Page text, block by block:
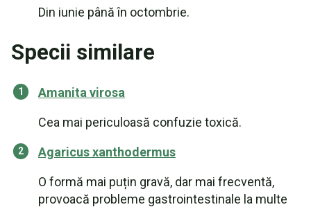
Din iunie până în octombrie.
Specii similare
Amanita virosa
Cea mai periculoasă confuzie toxică.
Agaricus xanthodermus
O formă mai puțin gravă, dar mai frecventă,
provoacă probleme gastrointestinale la multe